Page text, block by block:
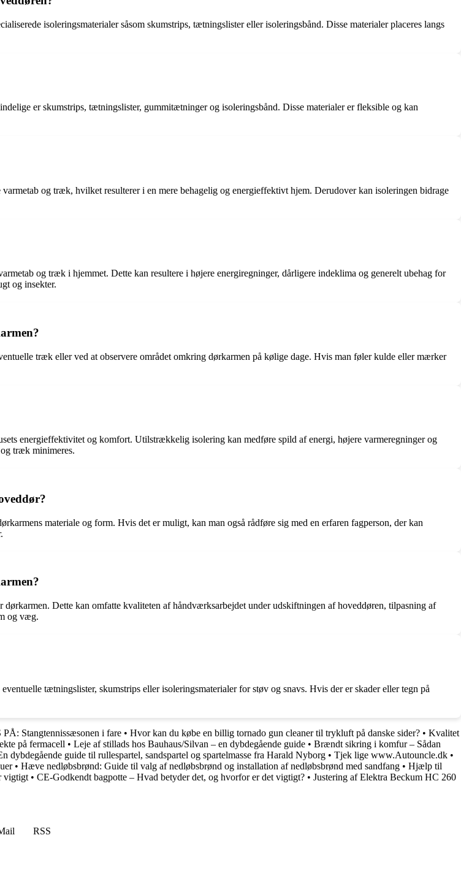
isoleringsmaterialer såsom skumstrips, tætningslister eller isoleringsbånd. Disse materialer placeres langs
er skumstrips, tætningslister, gummitætninger og isoleringsbånd. Disse materialer er fleksible og kan
og træk, hvilket resulterer i en mere behagelig og energieffektivt hjem. Derudover kan isoleringen bidrage
og træk i hjemmet. Dette kan resultere i højere energiregninger, dårligere indeklima og generelt ubehag for
og insekter.
træk eller ved at observere området omkring dørkarmen på kølige dage. Hvis man føler kulde eller mærker
energieffektivitet og komfort. Utilstrækkelig isolering kan medføre spild af energi, højere varmeregninger og
træk minimeres.
materiale og form. Hvis det er muligt, kan man også rådføre sig med en erfaren fagperson, der kan
Dette kan omfatte kvaliteten af håndværksarbejdet under udskiftningen af hoveddøren, tilpasning af
og væg.
tætningslister, skumstrips eller isoleringsmaterialer for støv og snavs. Hvis der er skader eller tegn på
PÅ: Stangtennissæsonen i fare • Hvor kan du købe en billig tornado gun cleaner til trykluft på danske sider? • Kvalitet
på fermacell • Leje af stillads hos Bauhaus/Silvan – en dybdegående guide • Brændt sikring i komfur – Sådan
dybdegående guide til rullespartel, sandspartel og spartelmasse fra Harald Nyborg • Tjek lige www.Autouncle.dk •
• Hæve nedløbsbrønd: Guide til valg af nedløbsbrønd og installation af nedløbsbrønd med sandfang • Hjælp til
vigtigt • CE-Godkendt bagpotte – Hvad betyder det, og hvorfor er det vigtigt? • Justering af Elektra Beckum HC 260
RSS